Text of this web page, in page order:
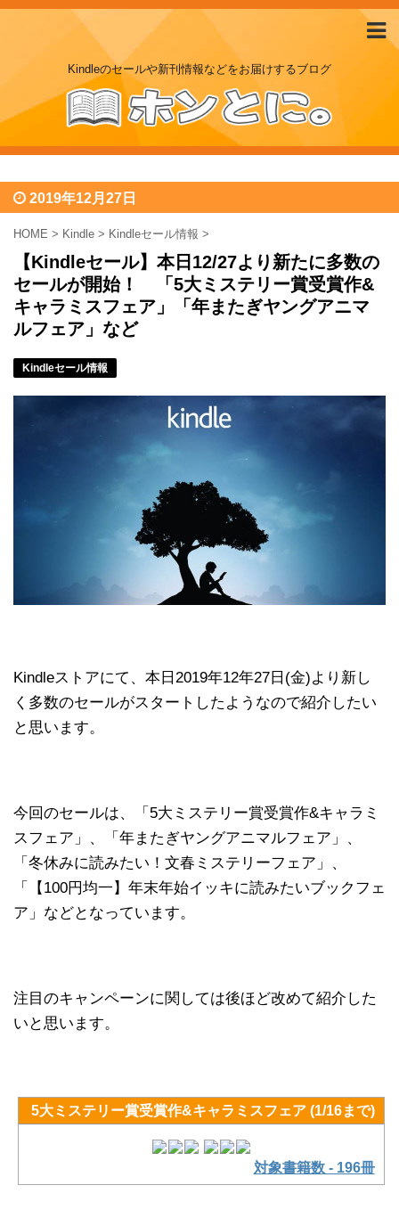
Kindleのセールや新刊情報などをお届けするブログ
2019年12月27日
HOME > Kindle > Kindleセール情報 >
【Kindleセール】本日12/27より新たに多数の
セールが開始！ 「5大ミステリー賞受賞作&
キャラミスフェア」「年またぎヤングアニマ
ルフェア」など
Kindleセール情報
Kindleストアにて、本日2019年12年27日(金)より新し
く多数のセールがスタートしたようなので紹介したい
と思います。
今回のセールは、「5大ミステリー賞受賞作&キャラミ
スフェア」、「年またぎヤングアニマルフェア」、
「冬休みに読みたい！文春ミステリーフェア」、
「【100円均一】年末年始イッキに読みたいブックフェ
ア」などとなっています。
注目のキャンペーンに関しては後ほど改めて紹介した
いと思います。
5大ミステリー賞受賞作&キャラミスフェア (1/16まで)
対象書籍数 - 196冊